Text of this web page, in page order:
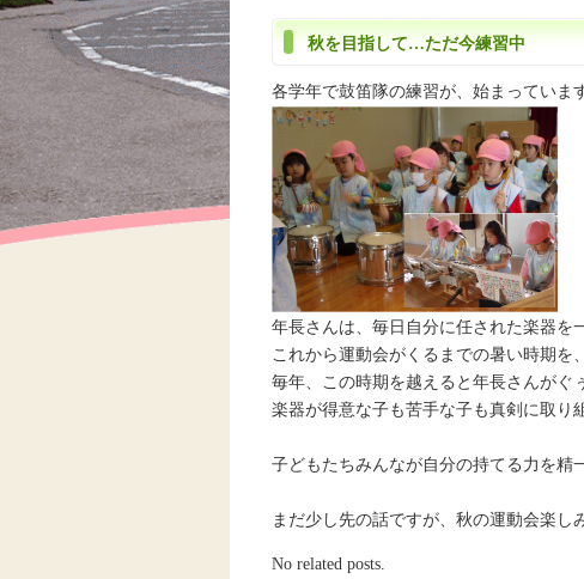
秋を目指して…ただ今練習中
各学年で鼓笛隊の練習が、始まっていま
年長さんは、毎日自分に任された楽器を
これから運動会がくるまでの暑い時期
毎年、この時期を越えると年長さんがぐ
楽器が得意な子も苦手な子も真剣に取り
子どもたちみんなが自分の持てる力を精
まだ少し先の話ですが、秋の運動会楽し
No related posts.